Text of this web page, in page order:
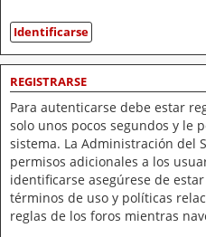
REGISTRARSE
Para autenticarse debe estar
solo unos pocos segundos y le
sistema. La Administración del
permisos adicionales a los
identificarse asegúrese de
términos de uso y políticas
reglas de los foros mientras